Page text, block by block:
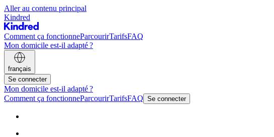
Aller au contenu principal
Kindred
Comment ça fonctionneParcourirTarifsFAQ
Mon domicile est-il adapté ?
français
Se connecter
Mon domicile est-il adapté ?
Comment ça fonctionneParcourirTarifsFAQ Se connecter